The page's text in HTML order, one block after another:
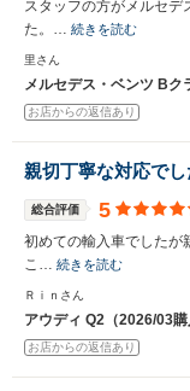
スタッフの方がメルセデ
た。… 続きを読む
里さん
メルセデス・ベンツ Bク
お店からの返信あり
親切丁寧な対応でし
総合評価 5
初めての輸入車でしたが
こ… 続きを読む
Ｒｉｎさん
アウディ Q2（2026/03購
お店からの返信あり